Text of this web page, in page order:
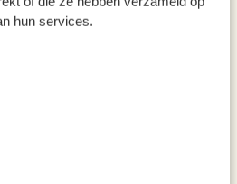
hun services.
Sisters – leurs chocolats,